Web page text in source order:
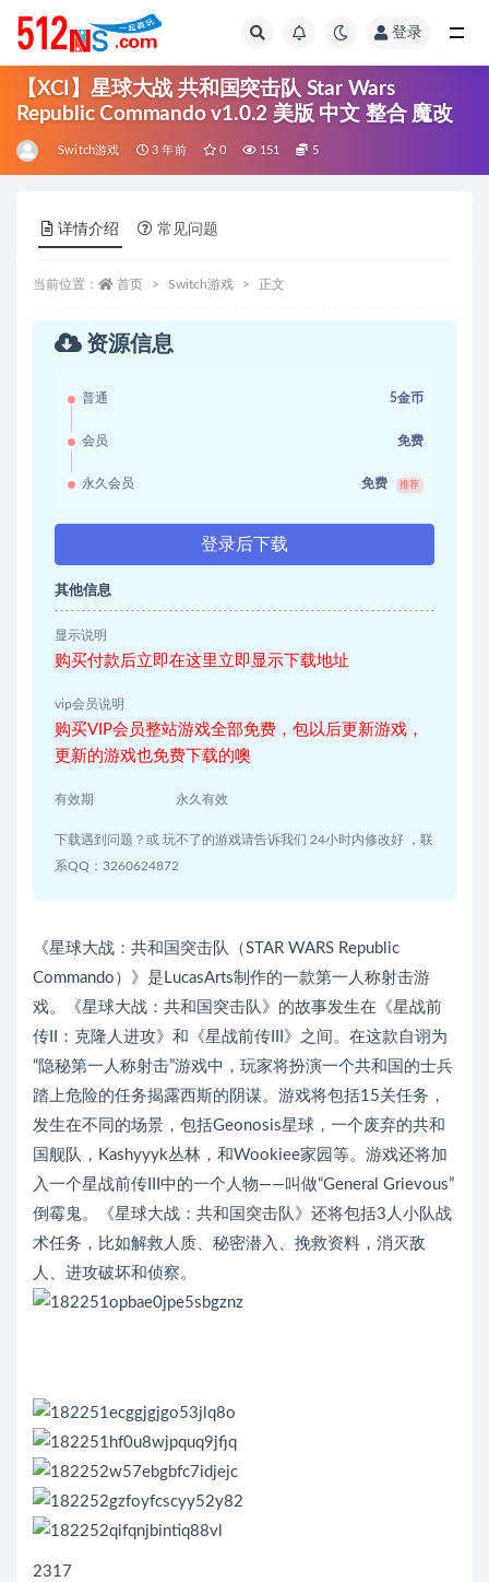
登录
【XCI】星球大战 共和国突击队 Star Wars
Republic Commando v1.0.2 美版 中文 整合 魔改
Switch游戏 3 年前 0 151 5
详情介绍 常见问题
当前位置： 首页 Switch游戏 正文
资源信息
普通 5金币
会员 免费
永久会员 免费 推荐
登录后下载
其他信息
显示说明
购买付款后立即在这里立即显示下载地址
vip会员说明
购买VIP会员整站游戏全部免费，包以后更新游戏，
更新的游戏也免费下载的噢
有效期 永久有效
下载遇到问题？或 玩不了的游戏请告诉我们 24小时内修改好 ，联
系QQ：3260624872
《星球大战：共和国突击队（STAR WARS Republic
Commando）》是LucasArts制作的一款第一人称射击游
戏。《星球大战：共和国突击队》的故事发生在《星战前
传II：克隆人进攻》和《星战前传III》之间。在这款自诩为
“隐秘第一人称射击”游戏中，玩家将扮演一个共和国的士兵
踏上危险的任务揭露西斯的阴谋。游戏将包括15关任务，
发生在不同的场景，包括Geonosis星球，一个废弃的共和
国舰队，Kashyyyk丛林，和Wookiee家园等。游戏还将加
入一个星战前传III中的一个人物——叫做“General Grievous”
倒霉鬼。《星球大战：共和国突击队》还将包括3人小队战
术任务，比如解救人质、秘密潜入、挽救资料，消灭敌
人、进攻破坏和侦察。
2317